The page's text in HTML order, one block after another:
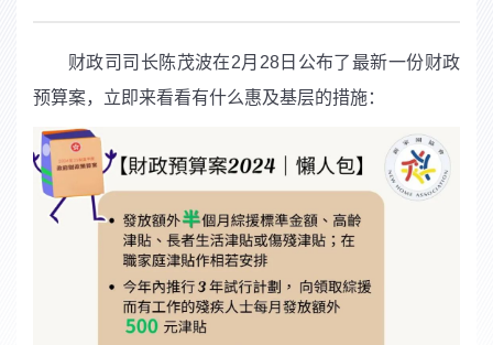
财政司司长陈茂波在2月28日公布了最新一份财政
预算案，立即来看看有什么惠及基层的措施：